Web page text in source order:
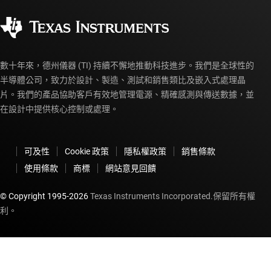
myTI 帳戶常見問題解答
數十年來，德州儀器 (TI) 持續不懈地推動科技進步。我們是全球性的
半導體公司，致力於設計、製造、測試和銷售類比及嵌入式處理晶
片。我們的產品協助客戶有效地管理電源、精確感測與傳送數據，並
在設計中提供核心控制或處理。
可及性 Cookie 政策 隱私權政策
銷售條款
使用條款
商標 網站意見回饋
© Copyright 1995-2026Texas Instruments Incorporated.保留所有權
利。